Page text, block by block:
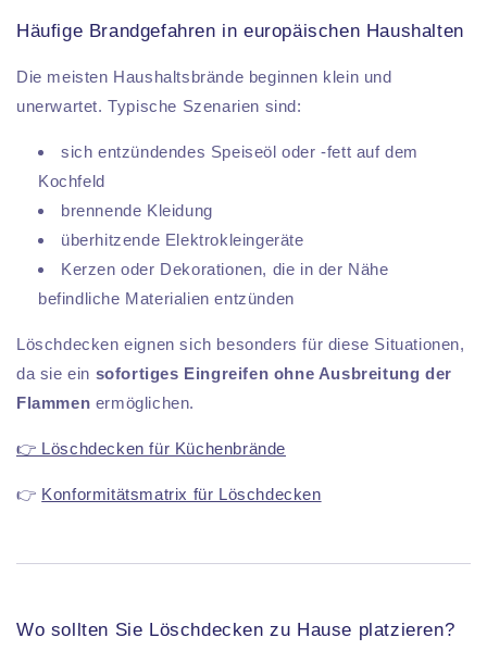
Häufige Brandgefahren in europäischen Haushalten
Die meisten Haushaltsbrände beginnen klein und
unerwartet. Typische Szenarien sind:
sich entzündendes Speiseöl oder -fett auf dem
Kochfeld
brennende Kleidung
überhitzende Elektrokleingeräte
Kerzen oder Dekorationen, die in der Nähe
befindliche Materialien entzünden
Löschdecken eignen sich besonders für diese Situationen,
da sie ein sofortiges Eingreifen ohne Ausbreitung der
Flammen ermöglichen.
👉 Löschdecken für Küchenbrände
👉 Konformitätsmatrix für Löschdecken
Wo sollten Sie Löschdecken zu Hause platzieren?